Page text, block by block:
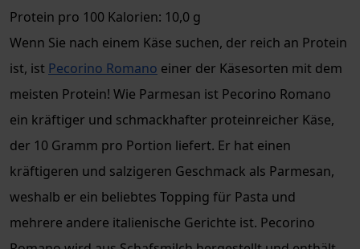
Protein pro 100 Kalorien: 10,0 g
Wenn Sie nach einem Käse suchen, der reich an Protein
ist, ist Pecorino Romano einer der Käsesorten mit dem
meisten Protein! Wie Parmesan ist Pecorino Romano
ein kräftiger und schmackhafter proteinreicher Käse,
der 10 Gramm pro Portion liefert. Er hat einen
kräftigeren und salzigeren Geschmack als Parmesan,
weshalb er ein beliebtes Topping für Pasta und
mehrere andere italienische Gerichte ist. Pecorino